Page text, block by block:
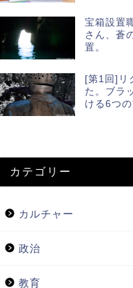
宝箱設置
さん、蒼
置。
[第1回]リ
た。ブラ
ける6つ
カテゴリー
カルチャー
政治
教育